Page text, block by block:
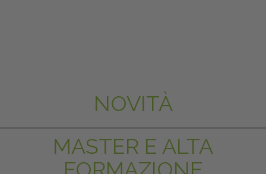
NOVITÀ
MASTER E ALTA